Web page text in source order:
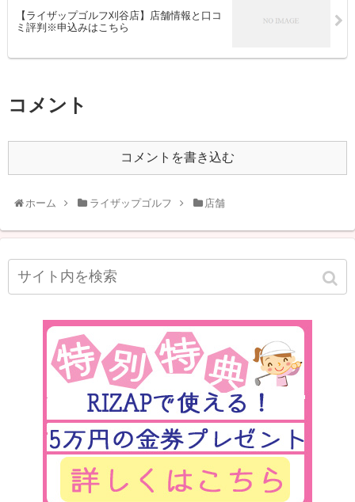
【ライザップゴルフ刈谷店】店舗情報と口コ
ミ評判※申込みはこちら
コメント
コメントを書き込む
ホーム ライザップゴルフ 店舗